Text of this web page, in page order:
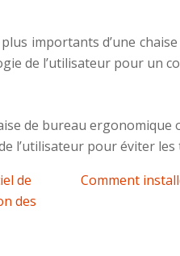
importants d’une
de l’utilisateur pour un
de bureau ergonomique
l’utilisateur pour éviter
de
des
Comment